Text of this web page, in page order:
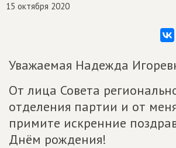
15 октября 2020
Уважаемая Надежда
От лица Совета
отделения партии и от
примите искренние
Днём рождения!